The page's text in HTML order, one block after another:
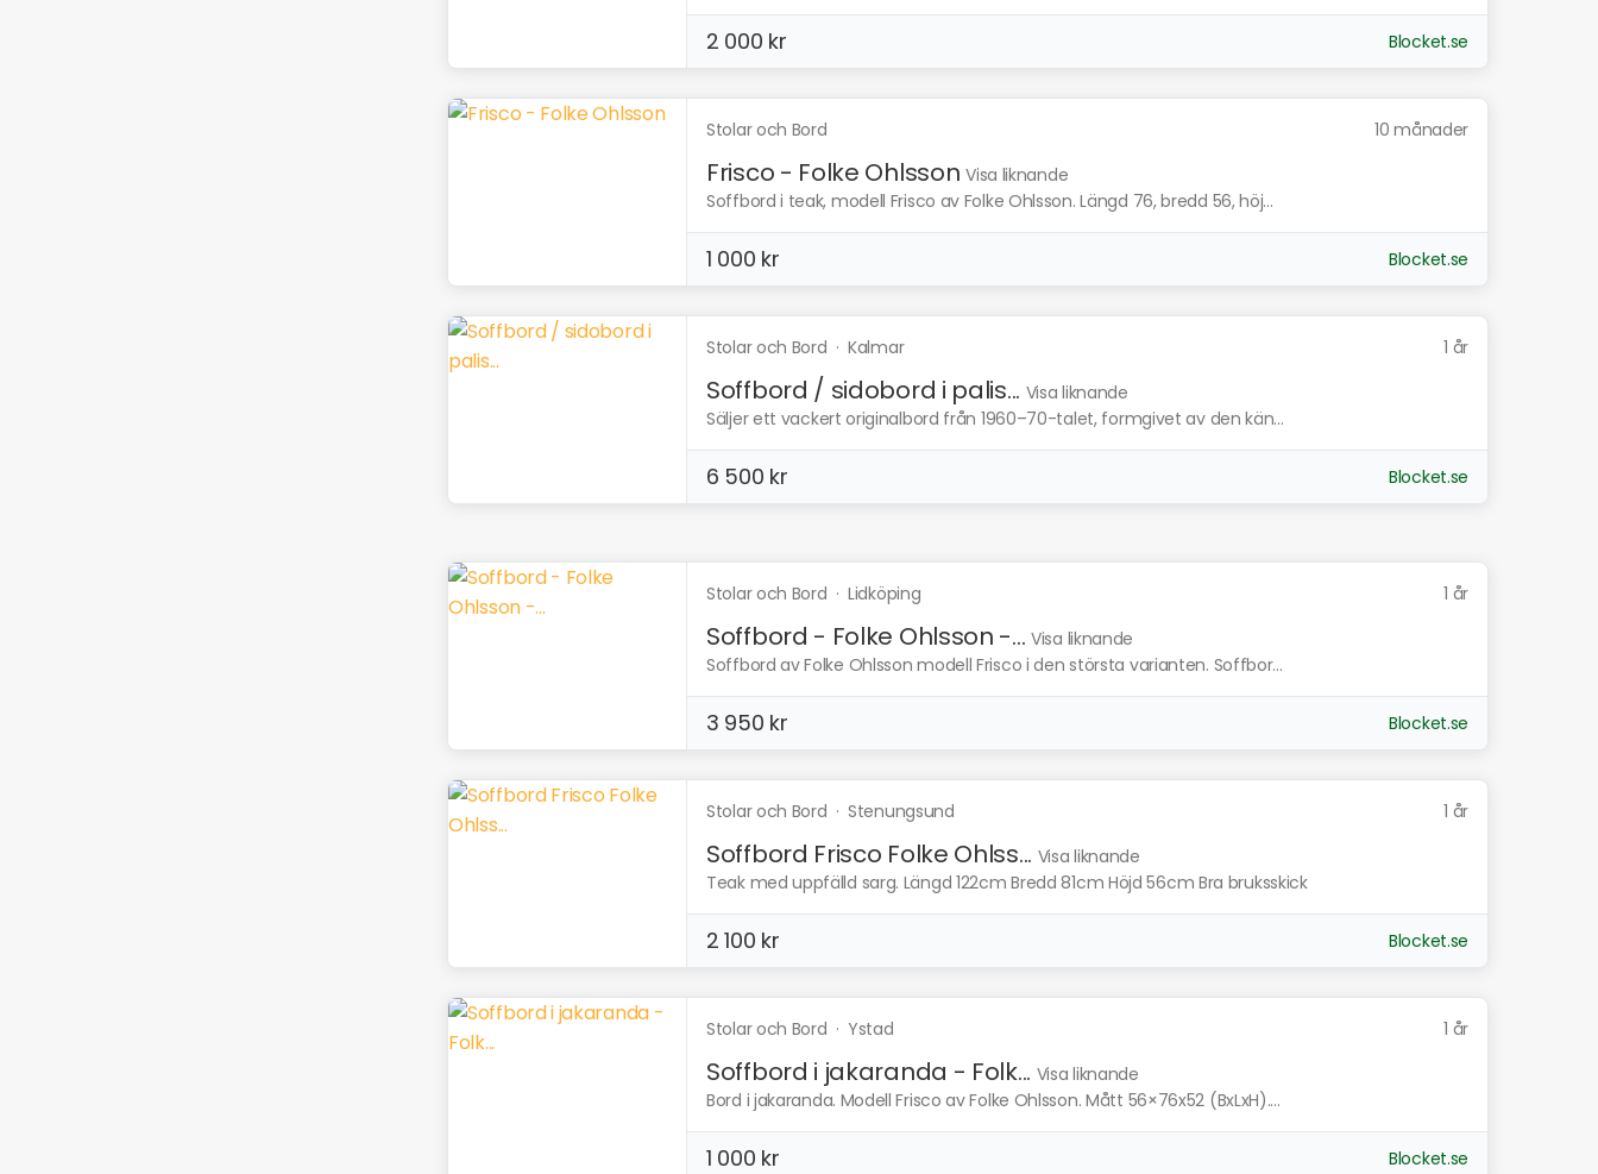
2 000 kr Blocket.se
Stolar och Bord 10 månader
Frisco - Folke Ohlsson Visa liknande
Soffbord i teak, modell Frisco av Folke Ohlsson. Längd 76, bredd 56, höj...
1 000 kr Blocket.se
Stolar och Bord · Kalmar 1 år
Soffbord / sidobord i palis... Visa liknande
Säljer ett vackert originalbord från 1960–70-talet, formgivet av den kän...
6 500 kr Blocket.se
Stolar och Bord · Lidköping 1 år
Soffbord - Folke Ohlsson -... Visa liknande
Soffbord av Folke Ohlsson modell Frisco i den största varianten. Soffbor...
3 950 kr Blocket.se
Stolar och Bord · Stenungsund 1 år
Soffbord Frisco Folke Ohlss... Visa liknande
Teak med uppfälld sarg. Längd 122cm Bredd 81cm Höjd 56cm Bra bruksskick
2 100 kr Blocket.se
Stolar och Bord · Ystad 1 år
Soffbord i jakaranda - Folk... Visa liknande
Bord i jakaranda. Modell Frisco av Folke Ohlsson. Mått 56×76x52 (BxLxH)....
1 000 kr Blocket.se